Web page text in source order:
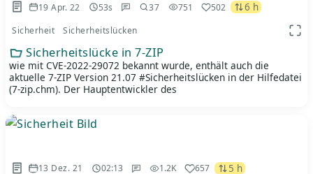
19 Apr. 22 53s 37 751 502 6 h
Sicherheit Sicherheitslücken
Sicherheitslücke in 7-ZIP
wie mit CVE-2022-29072 bekannt wurde, enthält auch die
aktuelle 7-ZIP Version 21.07 #Sicherheitslücken in der Hilfedatei
(7-zip.chm). Der Hauptentwickler des
13 Dez. 21 02:13 1.2K 657 5 h